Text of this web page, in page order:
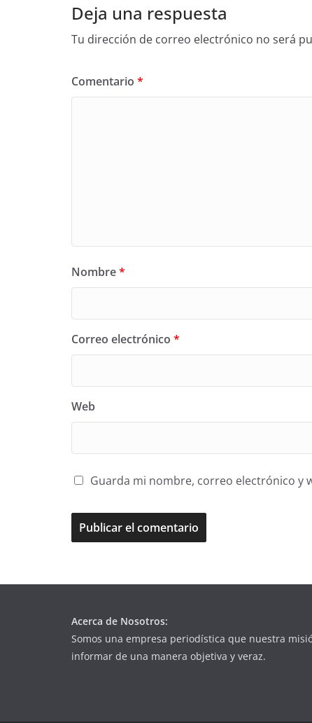
Deja una respuesta
Tu dirección de correo electrónico no será
Comentario *
Nombre*
Correo electrónico *
Web
Guarda mi nombre, correo electrónico y
Acerca de Nosotros:
Somos una empresa periodística que nuestra
informar de una manera objetiva y veraz.